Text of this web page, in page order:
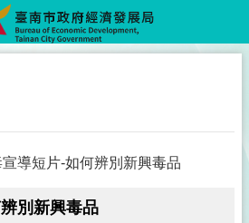
導短片-如何辨別新興毒品
別新興毒品